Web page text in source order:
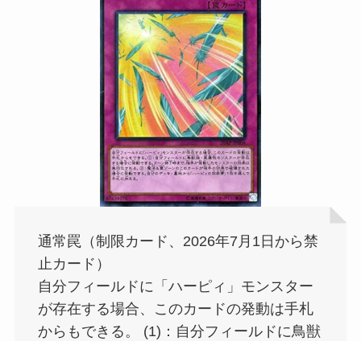
通常罠（制限カード、2026年7月1日から禁
止カード）
自分フィールドに「ハーピィ」モンスター
が存在する場合、このカードの発動は手札
からもできる。 (1)：自分フィールドに鳥獣